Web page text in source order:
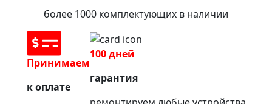
более 1000 комплектующих в наличии
Принимаем
к оплате
100 дней
гарантия